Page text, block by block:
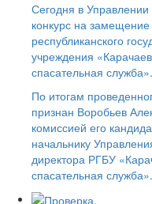
Сегодня в
конкурс на
республиканского
учреждения
спасательная служба».
По итогам
признан Воробьев
комиссией его
начальнику
директора РГБУ
спасательная